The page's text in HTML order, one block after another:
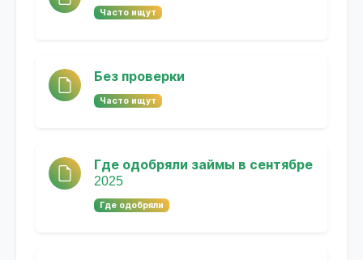
Часто ищут
Без проверки
Часто ищут
Где одобряли займы в сентябре
2025
Где одобряли